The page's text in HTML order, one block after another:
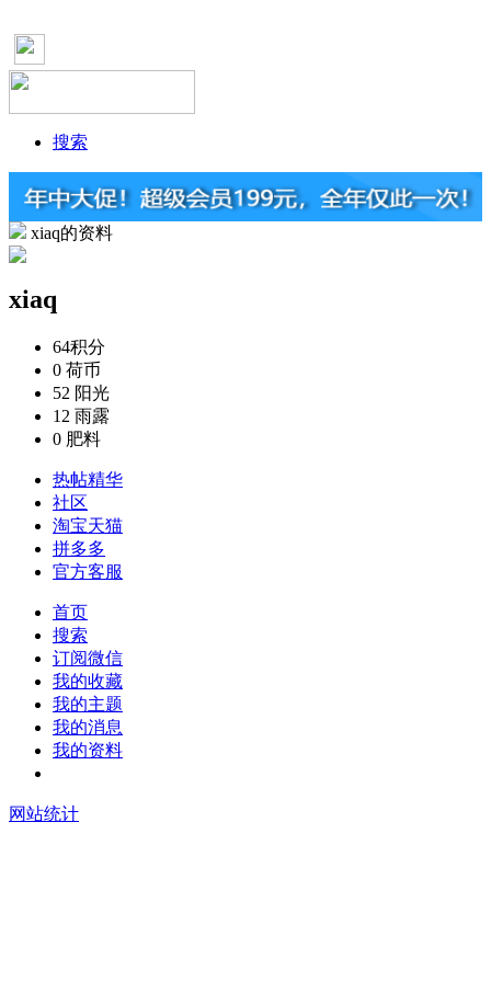
搜索
xiaq的资料
xiaq
64积分
0 荷币
52 阳光
12 雨露
0 肥料
热帖精华
社区
淘宝天猫
拼多多
官方客服
首页
搜索
订阅微信
我的收藏
我的主题
我的消息
我的资料
网站统计